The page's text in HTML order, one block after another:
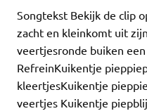
Songtekst Bekijk de clip
zacht en kleinkomt uit
veertjesronde buiken
RefreinKuikentje
kleertjesKuikentje
veertjes Kuikentje